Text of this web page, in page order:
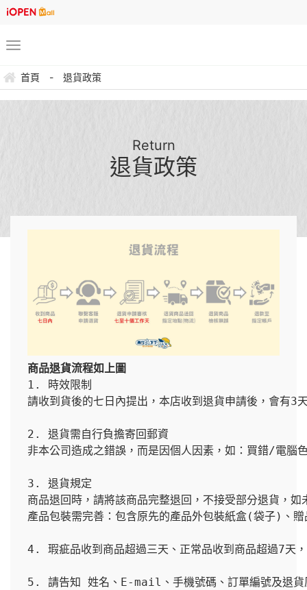
首頁 - 退貨政策
Return
退貨政策
商品退貨流程如上圖
1. 時效限制
請收到貨後的七日內提出，本店收到退貨申請後，會有3
2. 退貨需自行負擔寄回郵資
非本公司造成之錯誤，而是因個人因素，如：買錯/電腦
3. 退貨規定
商品退回時，請將該商品完整退回，不接受部分退貨，
產品包裝需完善：包含原先的產品外包裝紙盒(袋子)、
4. 瑕疵品收到商品超過三天、正常品收到商品超過7天
5. 請告知 姓名、E-mail、手機號碼、訂單編號及退貨